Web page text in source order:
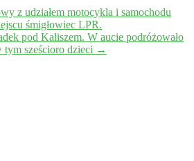
z udziałem motocykla i samochodu
śmigłowiec LPR.
pod Kaliszem. W aucie podróżowało
tym sześcioro dzieci →